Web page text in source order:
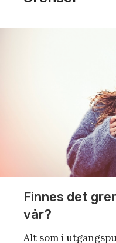
Finnes det
vår?
Alt som i